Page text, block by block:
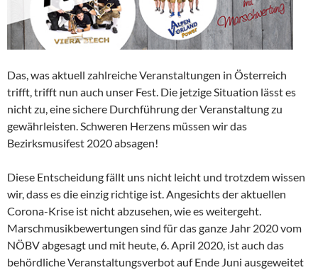
Das, was aktuell zahlreiche Veranstaltungen in Österreich
trifft, trifft nun auch unser Fest. Die jetzige Situation lässt es
nicht zu, eine sichere Durchführung der Veranstaltung zu
gewährleisten. Schweren Herzens müssen wir das
Bezirksmusifest 2020 absagen!
Diese Entscheidung fällt uns nicht leicht und trotzdem wissen
wir, dass es die einzig richtige ist. Angesichts der aktuellen
Corona-Krise ist nicht abzusehen, wie es weitergeht.
Marschmusikbewertungen sind für das ganze Jahr 2020 vom
NÖBV abgesagt und mit heute, 6. April 2020, ist auch das
behördliche Veranstaltungsverbot auf Ende Juni ausgeweitet